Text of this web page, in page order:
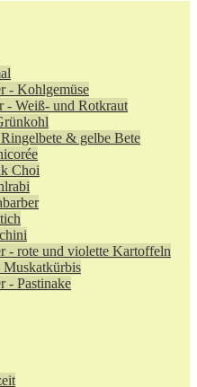
- Kohlgemüse
- Weiß- und Rotkraut
& gelbe Bete
Choi
- rote und violette Kartoffeln
- Pastinake